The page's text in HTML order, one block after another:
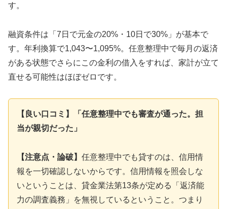
す。
融資条件は「7日で元金の20%・10日で30%」が基本で
す。年利換算で1,043〜1,095%。任意整理中で毎月の返済
がある状態でさらにこの金利の借入をすれば、家計が立て
直せる可能性はほぼゼロです。
【良い口コミ】「任意整理中でも審査が通った。担
当が親切だった」
【注意点・論破】 任意整理中でも貸すのは、信用情
報を一切確認しないからです。信用情報を照会しな
いということは、貸金業法第13条が定める「返済能
力の調査義務」を無視しているということ。つまり